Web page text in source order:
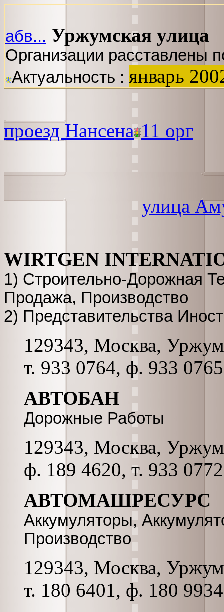
абв... Уржумская улица
Организации расставлены
Актуальность : январь
проезд Нансена 11 орг
улица
WIRTGEN
1) Строительно-Дорожная
Продажа, Производство
2) Представительства
129343, Москва,
т. 933 0764, ф. 933 0765
АВТОБАН
Дорожные Работы
129343, Москва,
ф. 189 4620, т. 933
АВТОМАШРЕСУРС
Аккумуляторы,
Производство
129343, Москва,
т. 180 6401, ф. 180 9934